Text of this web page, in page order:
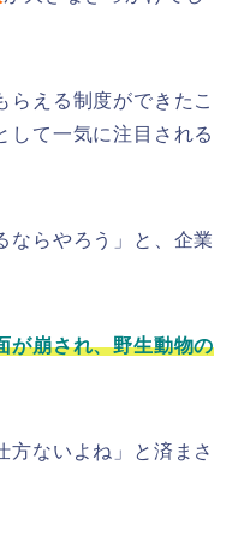
らえる制度ができたこ
して一気に注目される
ならやろう」と、企業
が崩され、野生動物の
方ないよね」と済まさ